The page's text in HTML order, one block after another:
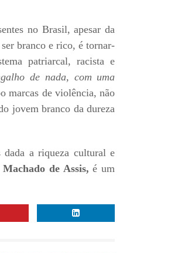
no Brasil, apesar da
branco e rico, é tornar-
patriarcal, racista e
de nada, com uma
marcas de violência, não
jovem branco da dureza
a riqueza cultural e
Machado de Assis,é um